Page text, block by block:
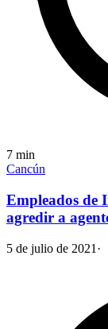
7 min
Cancún
Empleados de
agredir a
5 de julio de 2021 ·